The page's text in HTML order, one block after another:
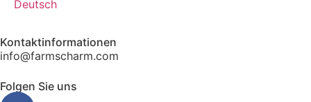
Deutsch
Kontaktinformationen
info@farmscharm.com
Folgen Sie uns